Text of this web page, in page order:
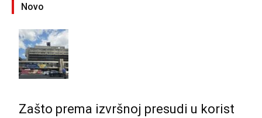
Novo
Zašto prema izvršnoj presudi u korist